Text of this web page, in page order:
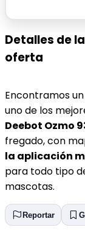
Detalles de la
oferta
Encontramos un
uno de los
Deebot Ozmo
fregado, con
la aplicación
para todo tipo
mascotas.
Reportar